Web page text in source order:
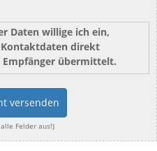
Daten willige ich ein,
Kontaktdaten direkt
übermittelt.
versenden
Felder aus!)